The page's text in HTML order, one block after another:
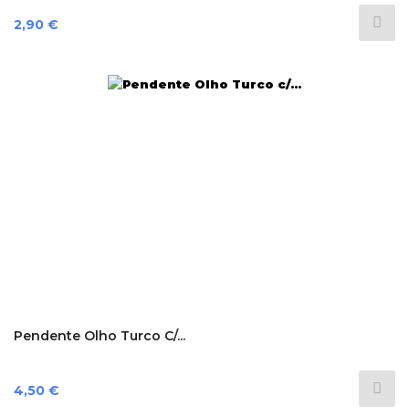
Preço
2,90 €
Pendente Olho Turco C/...
Preço
4,50 €